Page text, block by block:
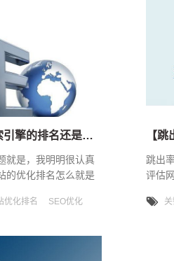
的质
为什么做了优化网站在搜索引擎的排名还是那么差呢？
就是，我明明很认真
的优化排名怎么就是
这一共分为5点内容
些都会给搜索引擎带
优化排名 SEO优化
【
跳出
评估
低。
个页
关